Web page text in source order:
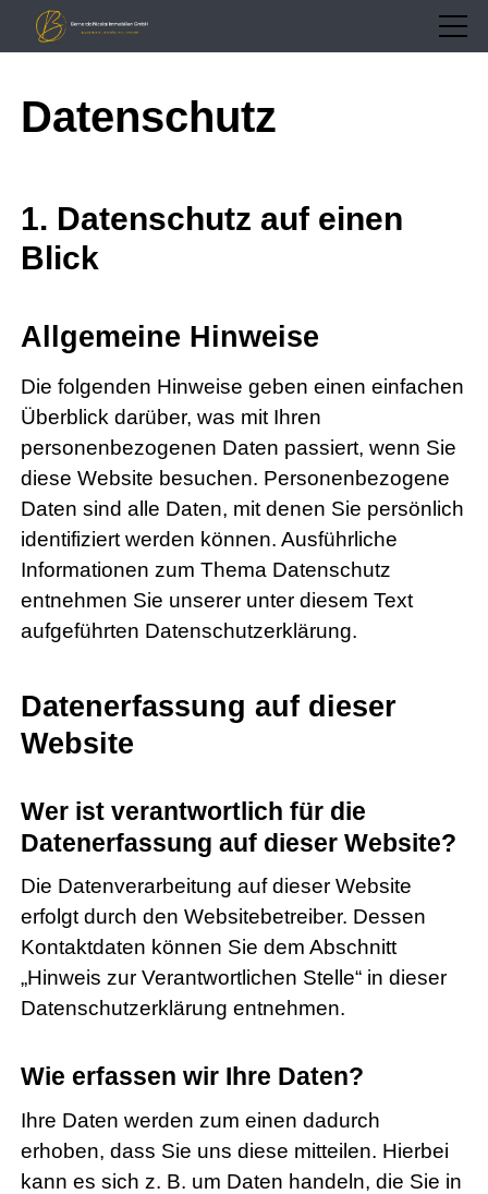
Datenschutz
1. Datenschutz auf einen
Blick
Allgemeine Hinweise
Die folgenden Hinweise geben einen einfachen
Überblick darüber, was mit Ihren
personenbezogenen Daten passiert, wenn Sie
diese Website besuchen. Personenbezogene
Daten sind alle Daten, mit denen Sie persönlich
identifiziert werden können. Ausführliche
Informationen zum Thema Datenschutz
entnehmen Sie unserer unter diesem Text
aufgeführten Datenschutzerklärung.
Datenerfassung auf dieser
Website
Wer ist verantwortlich für die
Datenerfassung auf dieser Website?
Die Datenverarbeitung auf dieser Website
erfolgt durch den Websitebetreiber. Dessen
Kontaktdaten können Sie dem Abschnitt
„Hinweis zur Verantwortlichen Stelle“ in dieser
Datenschutzerklärung entnehmen.
Wie erfassen wir Ihre Daten?
Ihre Daten werden zum einen dadurch
erhoben, dass Sie uns diese mitteilen. Hierbei
kann es sich z. B. um Daten handeln, die Sie in